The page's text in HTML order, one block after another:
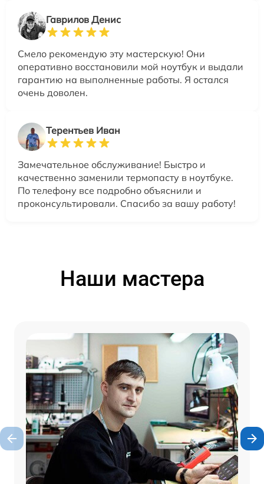
Гаврилов Денис
Смело рекомендую эту мастерскую! Они
оперативно восстановили мой ноутбук и выдали
гарантию на выполненные работы. Я остался
очень доволен.
Терентьев Иван
Замечательное обслуживание! Быстро и
качественно заменили термопасту в ноутбуке.
По телефону все подробно объяснили и
проконсультировали. Спасибо за вашу работу!
Наши мастера